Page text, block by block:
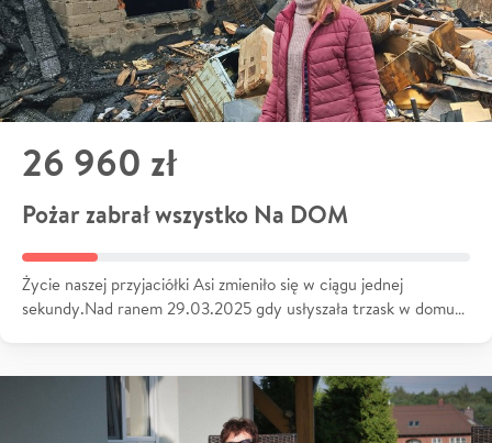
26 960 zł
Pożar zabrał wszystko Na DOM
Życie naszej przyjaciółki Asi zmieniło się w ciągu jednej
sekundy.Nad ranem 29.03.2025 gdy usłyszała trzask w domu…